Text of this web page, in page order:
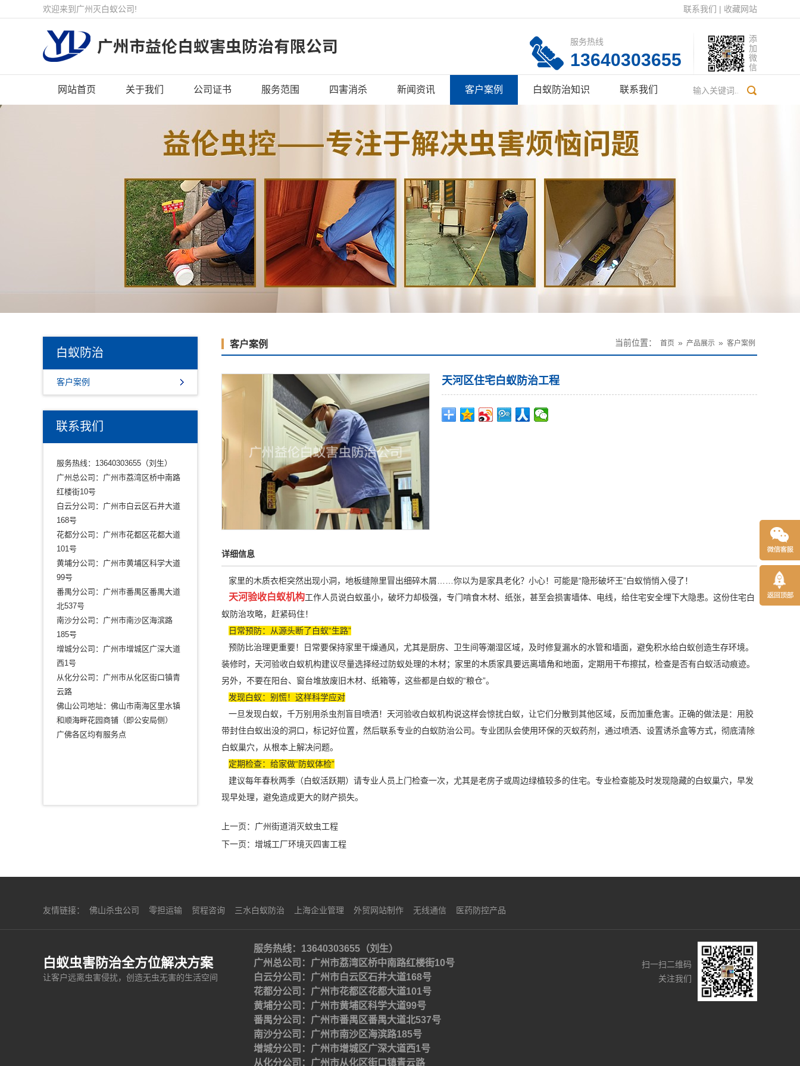
欢迎来到广州灭白蚁公司! 联系我们 | 收藏网站
添
加
微
信
服务热线
13640303655
网站首页 关于我们 公司证书 服务范围 四害消杀 新闻资讯 客户案例 白蚁防治知识 联系我们
白蚁防治
客户案例
联系我们
服务热线：13640303655（刘生）
广州总公司：广州市荔湾区桥中南路
红楼街10号
白云分公司：广州市白云区石井大道
168号
花都分公司：广州市花都区花都大道
101号
黄埔分公司：广州市黄埔区科学大道
99号
番禺分公司：广州市番禺区番禺大道
北537号
南沙分公司：广州市南沙区海滨路
185号
增城分公司：广州市增城区广深大道
西1号
从化分公司：广州市从化区街口镇青
云路
佛山公司地址：佛山市南海区里水镇
和顺海畔花园商铺（即公安局侧）
广佛各区均有服务点
客户案例 当前位置： 首页 » 产品展示 » 客户案例
天河区住宅白蚁防治工程
详细信息
家里的木质衣柜突然出现小洞，地板缝隙里冒出细碎木屑……你以为是家具老化？小心！可能是“隐形破坏王”白蚁悄悄入侵了！
天河验收白蚁机构工作人员说白蚁虽小，破坏力却极强，专门啃食木材、纸张，甚至会损害墙体、电线，给住宅安全埋下大隐患。这份住宅白
蚁防治攻略，赶紧码住！
日常预防：从源头断了白蚁“生路”
预防比治理更重要！日常要保持家里干燥通风，尤其是厨房、卫生间等潮湿区域，及时修复漏水的水管和墙面，避免积水给白蚁创造生存环境。
装修时，天河验收白蚁机构建议尽量选择经过防蚁处理的木材；家里的木质家具要远离墙角和地面，定期用干布擦拭，检查是否有白蚁活动痕迹。
另外，不要在阳台、窗台堆放废旧木材、纸箱等，这些都是白蚁的“粮仓”。
发现白蚁：别慌！这样科学应对
一旦发现白蚁，千万别用杀虫剂盲目喷洒！天河验收白蚁机构说这样会惊扰白蚁，让它们分散到其他区域，反而加重危害。正确的做法是：用胶
带封住白蚁出没的洞口，标记好位置，然后联系专业的白蚁防治公司。专业团队会使用环保的灭蚁药剂，通过喷洒、设置诱杀盒等方式，彻底清除
白蚁巢穴，从根本上解决问题。
定期检查：给家做“防蚁体检”
建议每年春秋两季（白蚁活跃期）请专业人员 上门检查一次，尤其是老房子或周边绿植较多的住宅。专业检查能及时发现隐藏的白蚁巢穴，早发
现早处理，避免造成更大的财产损失。
上一页： 广州街道消灭蚊虫工程
下一页： 增城工厂环境灭四害工程
友情链接： 佛山杀虫公司 零担运输 贸程咨询 三水白蚁防治 上海企业管理 外贸网站制作 无线通信 医药防控产品
白蚁虫害防治全方位解决方案
让客户远离虫害侵扰，创造无虫无害的生活空间
服务热线：13640303655（刘生）
广州总公司：广州市荔湾区桥中南路红楼街10号
白云分公司：广州市白云区石井大道168号
花都分公司：广州市花都区花都大道101号
黄埔分公司：广州市黄埔区科学大道99号
番禺分公司：广州市番禺区番禺大道北537号
南沙分公司：广州市南沙区海滨路185号
增城分公司：广州市增城区广深大道西1号
从化分公司：广州市从化区街口镇青云路
扫一扫二维码
关注我们